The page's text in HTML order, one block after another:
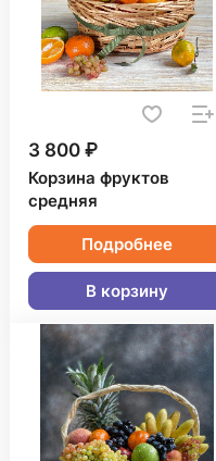
3 800 ₽
Корзина фруктов
средняя
Подробнее
В корзину